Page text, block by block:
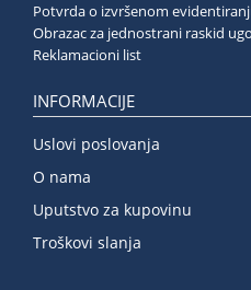
Potvrda o izvršenom
Obrazac za jednostrani raskid
Reklamacioni list
INFORMACIJE
Uslovi poslovanja
O nama
Uputstvo za kupovinu
Troškovi slanja